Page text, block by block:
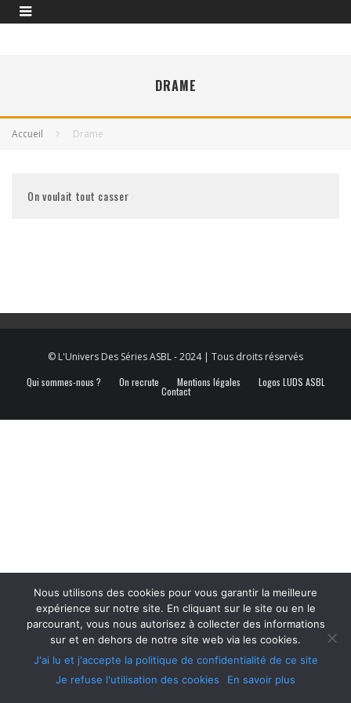
DRAME
Accueil Drame
On voulait tout casser
© L'Univers Des Séries ASBL - 2024 | Tous droits réservés
Qui sommes-nous ?
On recrute Mentions légales Logos LUDS ASBL
Contact
Nous utilisons des cookies pour vous garantir la meilleure
expérience sur notre site. En cliquant sur le site ou en le
parcourant, vous nous autorisez à collecter des informations
sur et en dehors de notre site web via les cookies.
J'ai lu et j'accepte la politique de confidentialité de ce site
Je refuse l'utilisation des cookies
En savoir plus